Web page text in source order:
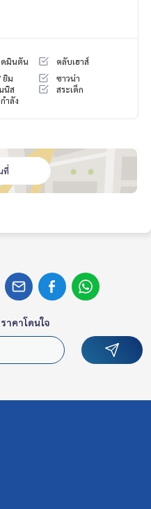
#rental #Luxurycondofo
#MCRE #realestateag
#townhome #E
Ekkamai-Ramintra #Areey
#Ramintra #petfrie
มินตัน
คลับเฮาส์
ยิม
ซาวน่า
นิส
สระเด็ก
ำลัง
ที่
าคาโดนใจ